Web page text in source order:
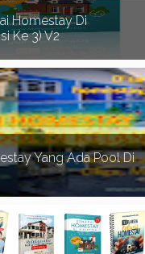
Homestay Di
Ke 3) V2
Biar saya bantu
Homestay yang anda
menghadapi masalah
Yang Ada Pool Di
Salam Sejahtera. Waktu
biasanya ramai orang
di Pantai Timur. Terutamanya